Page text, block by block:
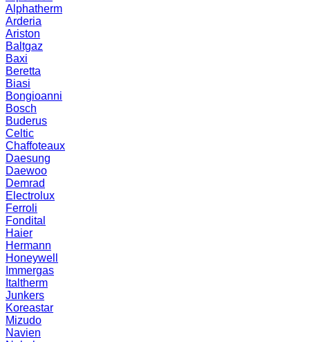
Alphatherm
Arderia
Ariston
Baltgaz
Baxi
Beretta
Biasi
Bongioanni
Bosch
Buderus
Celtic
Chaffoteaux
Daesung
Daewoo
Demrad
Electrolux
Ferroli
Fondital
Haier
Hermann
Honeywell
Immergas
Italtherm
Junkers
Koreastar
Mizudо
Navien